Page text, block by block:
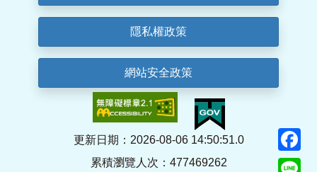
隱私權政策
網站安全政策
更新日期：2026-08-06 14:50:51.0
累積瀏覽人次：477469262